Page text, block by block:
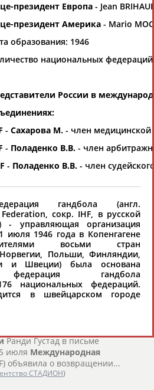
информацию о
спортивной
какую-либо
данных и
последних изменений
федерация гандбола"
уникальных документов
2 3 4
Норвегии назвала ошибкой
Ранди Густад в письме
июля Международная
объявила о возвращении...
СТАДИОН)
президент Европа - Jean
президент Америка - Mario
образования: 1946
национальных
России в
- Сахарова М. - член медицинской
- Поладенко В.В. - член
- Поладенко В.В. - член
гандбола (англ.
сокр. IHF, в русской
- управляющая организация
июля 1946 года в Копенгагене
восьми стран
Польши, Финляндии,
и Швеции) была основана
федерация гандбола
национальных федераций.
в швейцарском городе